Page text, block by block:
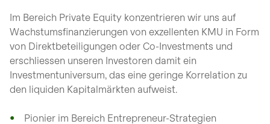
Im Bereich Private Equity konzentrieren wir uns auf
Wachstumsfinanzierungen von exzellenten KMU in Form
von Direktbeteiligungen oder Co-Investments und
erschliessen unseren Investoren damit ein
Investmentuniversum, das eine geringe Korrelation zu
den liquiden Kapitalmärkten aufweist.
Pionier im Bereich Entrepreneur-Strategien